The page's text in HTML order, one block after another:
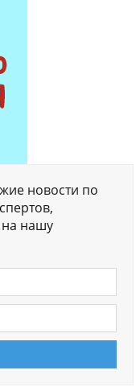
новости по
нашу